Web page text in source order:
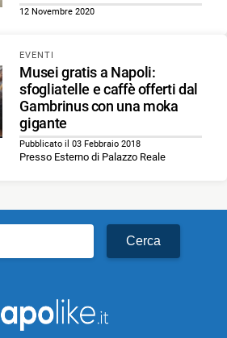
12 Novembre 2020
EVENTI
Musei gratis a Napoli:
sfogliatelle e caffè offerti dal
Gambrinus con una moka
gigante
Pubblicato il 03 Febbraio 2018
Presso Esterno di Palazzo Reale